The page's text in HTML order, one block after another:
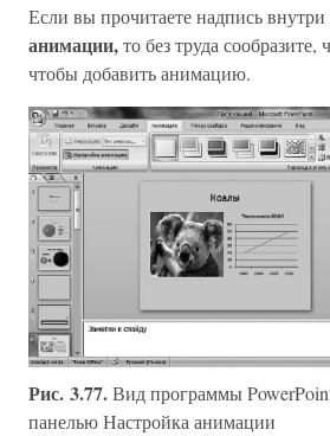
Если вы прочитаете надпись внутри
анимации,то без труда сообразите,
чтобы добавить анимацию.
Рис. 3.77.Вид программы
панелью Настройка анимации